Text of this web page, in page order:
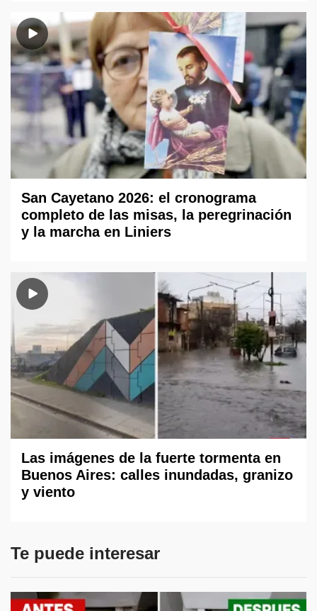
San Cayetano 2026: el cronograma
completo de las misas, la peregrinación
y la marcha en Liniers
Las imágenes de la fuerte tormenta en
Buenos Aires: calles inundadas, granizo
y viento
Te puede interesar